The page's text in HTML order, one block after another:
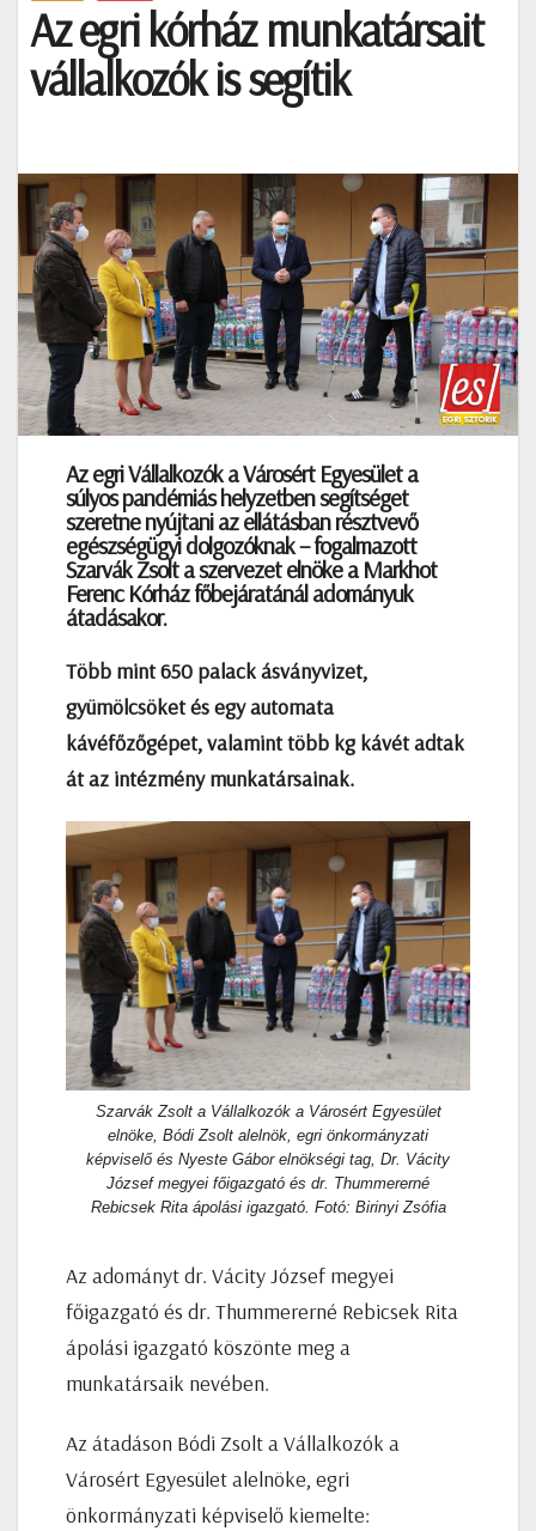
Az egri kórház munkatársait
vállalkozók is segítik
Az egri Vállalkozók a Városért Egyesület a
súlyos pandémiás helyzetben segítséget
szeretne nyújtani az ellátásban résztvevő
egészségügyi dolgozóknak – fogalmazott
Szarvák Zsolt a szervezet elnöke a Markhot
Ferenc Kórház főbejáratánál adományuk
átadásakor.
Több mint 650 palack ásványvizet,
gyümölcsöket és egy automata
kávéfőzőgépet, valamint több kg kávét adtak
át az intézmény munkatársainak.
Szarvák Zsolt a Vállalkozók a Városért Egyesület
elnöke, Bódi Zsolt alelnök, egri önkormányzati
képviselő és Nyeste Gábor elnökségi tag, Dr. Vácity
József megyei főigazgató és dr. Thummererné
Rebicsek Rita ápolási igazgató. Fotó: Birinyi Zsófia
Az adományt dr. Vácity József megyei
főigazgató és dr. Thummererné Rebicsek Rita
ápolási igazgató köszönte meg a
munkatársaik nevében.
Az átadáson Bódi Zsolt a Vállalkozók a
Városért Egyesület alelnöke, egri
önkormányzati képviselő kiemelte: